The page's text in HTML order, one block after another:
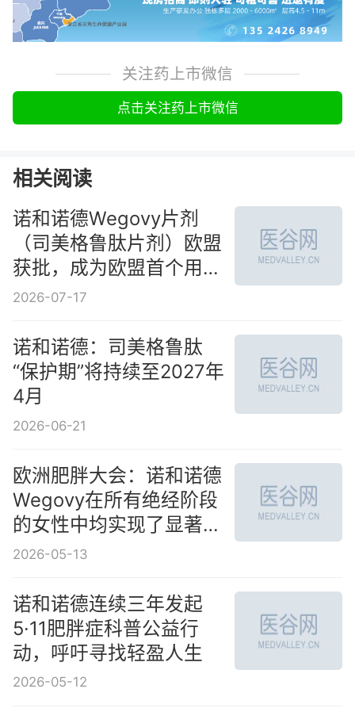
关注药上市微信
点击关注药上市微信
相关阅读
诺和诺德Wegovy片剂
（司美格鲁肽片剂）欧盟
获批，成为欧盟首个用于
体重管理的口服GLP-1类
2026-07-17
诺和诺德：司美格鲁肽
“保护期”将持续至2027年
4月
2026-06-21
欧洲肥胖大会：诺和诺德
Wegovy在所有绝经阶段
的女性中均实现了显著减
重
2026-05-13
诺和诺德连续三年发起
5·11肥胖症科普公益行
动，呼吁寻找轻盈人生
2026-05-12